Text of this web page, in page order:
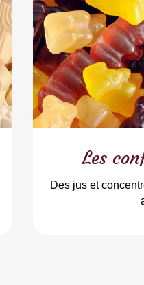
Les
Des jus et